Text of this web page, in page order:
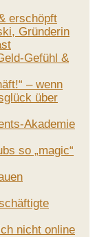
erschöpft
Gründerin
Gefühl &
– wenn
über
Akademie
so „magic“
nicht online